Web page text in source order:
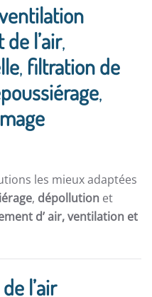
l’air,
, filtration de
,
les mieux adaptées
, dépollution et
d’ air,ventilation et
l’air